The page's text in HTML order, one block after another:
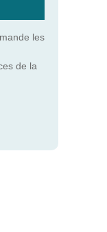
les
de la